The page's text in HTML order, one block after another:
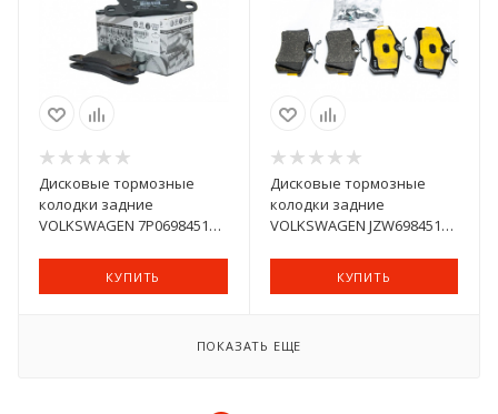
Дисковые тормозные
колодки задние
VOLKSWAGEN 7P0698451
КУПИТЬ
Дисковые тормозные
колодки задние
VOLKSWAGEN JZW698451D
КУПИТЬ
ПОКАЗАТЬ ЕЩЕ